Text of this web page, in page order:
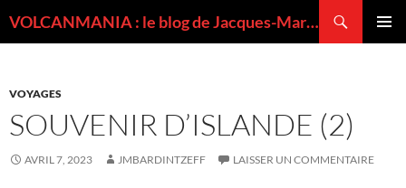
VOLCANMANIA : le blog de Jacques-Marie BARDINTZEFF, volcanologue
VOYAGES
SOUVENIR D’ISLANDE (2)
AVRIL 7, 2023 JMBARDINTZEFF LAISSER UN COMMENTAIRE